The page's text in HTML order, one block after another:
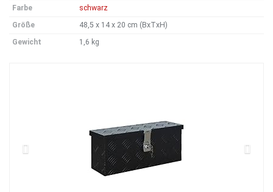
Farbe
schwarz
Größe
48,5 x 14 x 20 cm (BxTxH)
Gewicht
1,6 kg